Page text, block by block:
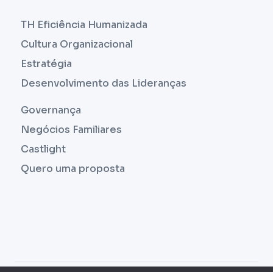
TH Eficiência Humanizada
Cultura Organizacional
Estratégia
Desenvolvimento das Lideranças
Governança
Negócios Familiares
Castlight
Quero uma proposta